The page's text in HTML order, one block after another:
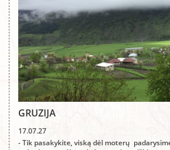
GRUZIJA
17.07.27
- Tik pasakykite, viską dėl moterų